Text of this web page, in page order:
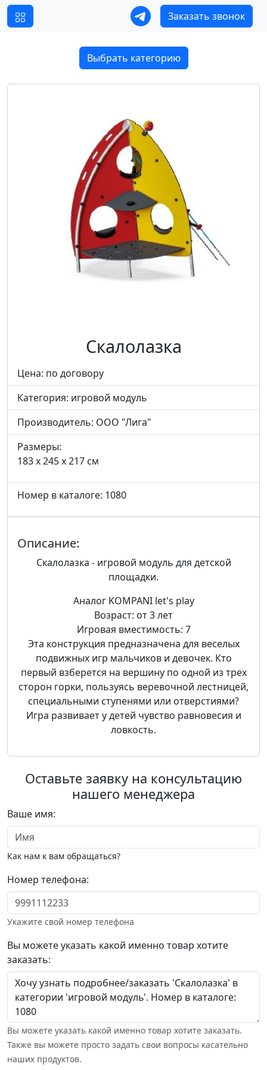
Заказать звонок
Выбрать категорию
Скалолазка
Цена: по договору
Категория: игровой модуль
Производитель: ООО "Лига"
Размеры:
183 x 245 x 217 см
Номер в каталоге: 1080
Описание:
Скалолазка - игровой модуль для детской
площадки.
Аналог KOMPANI let's play
Возраст: от 3 лет
Игровая вместимость: 7
Эта конструкция предназначена для веселых
подвижных игр мальчиков и девочек. Кто
первый взберется на вершину по одной из трех
сторон горки, пользуясь веревочной лестницей,
специальными ступенями или отверстиями?
Игра развивает у детей чувство равновесия и
ловкость.
Оставьте заявку на консультацию
нашего менеджера
Ваше имя:
Как нам к вам обращаться?
Номер телефона:
Укажите свой номер телефона
Вы можете указать какой именно товар хотите
заказать:
Вы можете указать какой именно товар хотите заказать.
Также вы можете просто задать свои вопросы касательно
наших продуктов.